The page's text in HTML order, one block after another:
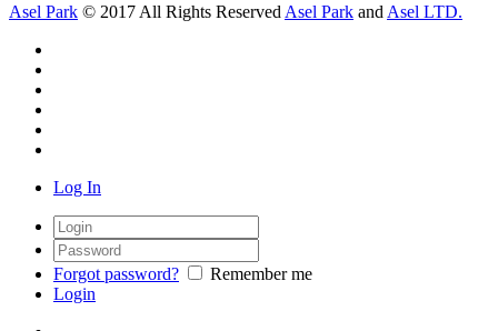
Asel Park © 2017 All Rights Reserved Asel Park and Asel LTD.
Log In
Forgot password?
Remember me
Login